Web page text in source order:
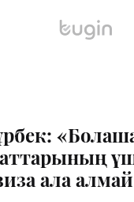
ала